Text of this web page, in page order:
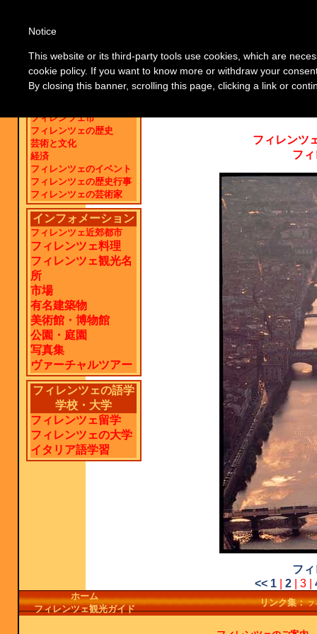
ホーム
フィレンツェ観光ガイド
フィレ
フィレンツェ市
フィレンツェの歴史
芸術と文化
経済
フィレンツェのイベント
フィレンツェの歴史行事
フィレンツェの芸術家
インフォメーション
フィレンツェ近郊都市
フィレンツェ料理
フィレンツェ観光名
所
市場
有名建築物
美術館・博物館
公園・庭園
写真集
ヴァーチャルツアー
フィレンツェの語学
学校・大学
フィレンツェ留学
フィレンツェの大学
イタリア語学習
フィレンツ
フ
フ
<< 1| 2| 3 |
ホーム
フィレンツェ観光ガイド
リンク集：フ
Notice
This website or its third-party tools use cookies, which are
cookie policy. If you want to know more or withdraw your
By closing this banner, scrolling this page, clicking a link or